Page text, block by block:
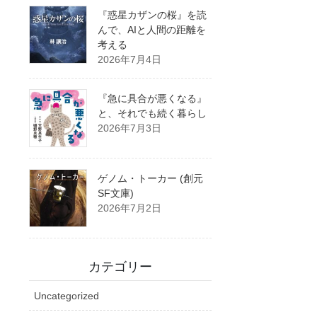
『惑星カザンの桜』を読
んで、AIと人間の距離を
考える
2026年7月4日
『急に具合が悪くなる』
と、それでも続く暮らし
2026年7月3日
ゲノム・トーカー (創元
SF文庫)
2026年7月2日
カテゴリー
Uncategorized